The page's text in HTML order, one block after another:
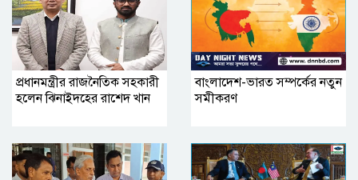
প্রধানমন্ত্রীর রাজনৈতিক সহকারী
হলেন ঝিনাইদহের রাশেদ খান
বাংলাদেশ-ভারত সম্পর্কের নতুন
সমীকরণ